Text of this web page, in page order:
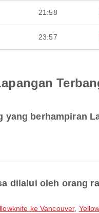
21:58
23:57
yang berhampiran
dilalui oleh orang
ke Vancouver,